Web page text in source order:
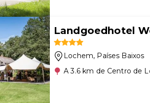
Landgoedhotel
Lochem, Países Baixos
A 3.6 km de Centro de